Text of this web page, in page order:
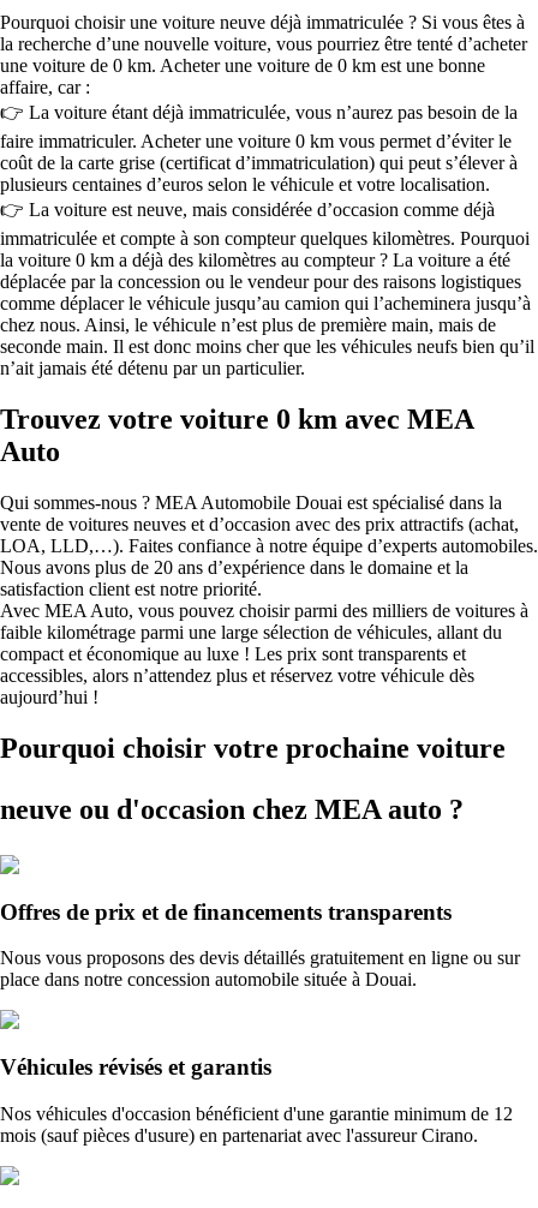
Pourquoi choisir une voiture neuve déjà immatriculée ? Si vous êtes à
la recherche d’une nouvelle voiture, vous pourriez être tenté d’acheter
une voiture de 0 km. Acheter une voiture de 0 km est une bonne
affaire, car :
👉 La voiture étant déjà immatriculée, vous n’aurez pas besoin de la
faire immatriculer. Acheter une voiture 0 km vous permet d’éviter le
coût de la carte grise (certificat d’immatriculation) qui peut s’élever à
plusieurs centaines d’euros selon le véhicule et votre localisation.
👉 La voiture est neuve, mais considérée d’occasion comme déjà
immatriculée et compte à son compteur quelques kilomètres. Pourquoi
la voiture 0 km a déjà des kilomètres au compteur ? La voiture a été
déplacée par la concession ou le vendeur pour des raisons logistiques
comme déplacer le véhicule jusqu’au camion qui l’acheminera jusqu’à
chez nous. Ainsi, le véhicule n’est plus de première main, mais de
seconde main. Il est donc moins cher que les véhicules neufs bien qu’il
n’ait jamais été détenu par un particulier.
Trouvez votre voiture 0 km avec MEA
Auto
Qui sommes-nous ? MEA Automobile Douai est spécialisé dans la
vente de voitures neuves et d’occasion avec des prix attractifs (achat,
LOA, LLD,…). Faites confiance à notre équipe d’experts automobiles.
Nous avons plus de 20 ans d’expérience dans le domaine et la
satisfaction client est notre priorité.
Avec MEA Auto, vous pouvez choisir parmi des milliers de voitures à
faible kilométrage parmi une large sélection de véhicules, allant du
compact et économique au luxe ! Les prix sont transparents et
accessibles, alors n’attendez plus et réservez votre véhicule dès
aujourd’hui !
Pourquoi choisir votre prochaine voiture
neuve ou d'occasion chez MEA auto ?
Offres de prix et de financements transparents
Nous vous proposons des devis détaillés gratuitement en ligne ou sur
place dans notre concession automobile située à Douai.
Véhicules révisés et garantis
Nos véhicules d'occasion bénéficient d'une garantie minimum de 12
mois (sauf pièces d'usure) en partenariat avec l'assureur Cirano.